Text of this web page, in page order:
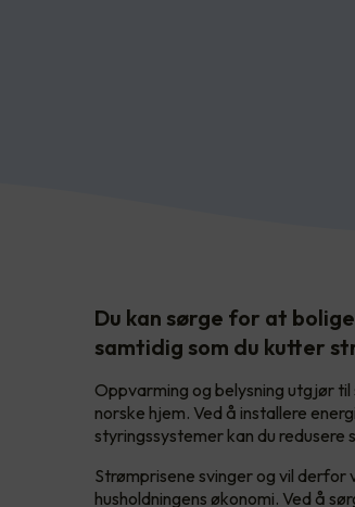
Du kan sørge for at
samtidig som du kutter
Oppvarming og belysning utgjør
norske hjem. Ved å installere
styringssystemer kan du redusere
Strømprisene svinger og vil
husholdningens økonomi. Ved å